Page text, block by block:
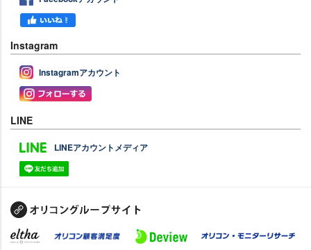
Instagram
Instagramアカウント
LINE
LINEアカウントメディア